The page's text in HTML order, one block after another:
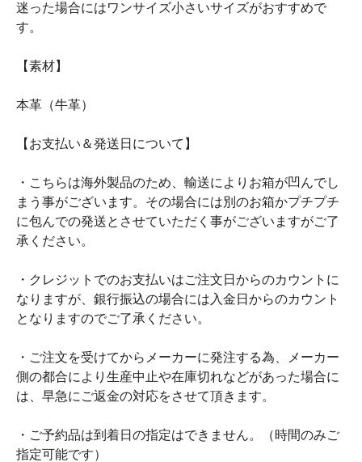
迷った場合にはワンサイズ小さいサイズがおすすめで
す。
【素材】
本革（牛革）
【お支払い＆発送日について】
・こちらは海外製品のため、輸送によりお箱が凹んでし
まう事がございます。その場合には別のお箱かプチプチ
に包んでの発送とさせていただく事がございますがご了
承ください。
・クレジットでのお支払いはご注文日からのカウントに
なりますが、銀行振込の場合には入金日からのカウント
となりますのでご了承ください。
・ご注文を受けてからメーカーに発注する為、メーカー
側の都合により生産中止や在庫切れなどがあった場合に
は、早急にご返金の対応をさせて頂きます。
・ご予約品は到着日の指定はできません。（時間のみご
指定可能です）